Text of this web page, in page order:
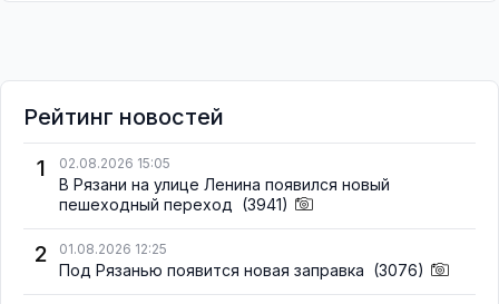
Рейтинг новостей
1
02.08.2026 15:05
В Рязани на улице Ленина появился новый
пешеходный переход (3941)
2 01.08.2026 12:25
Под Рязанью появится новая заправка (3076)